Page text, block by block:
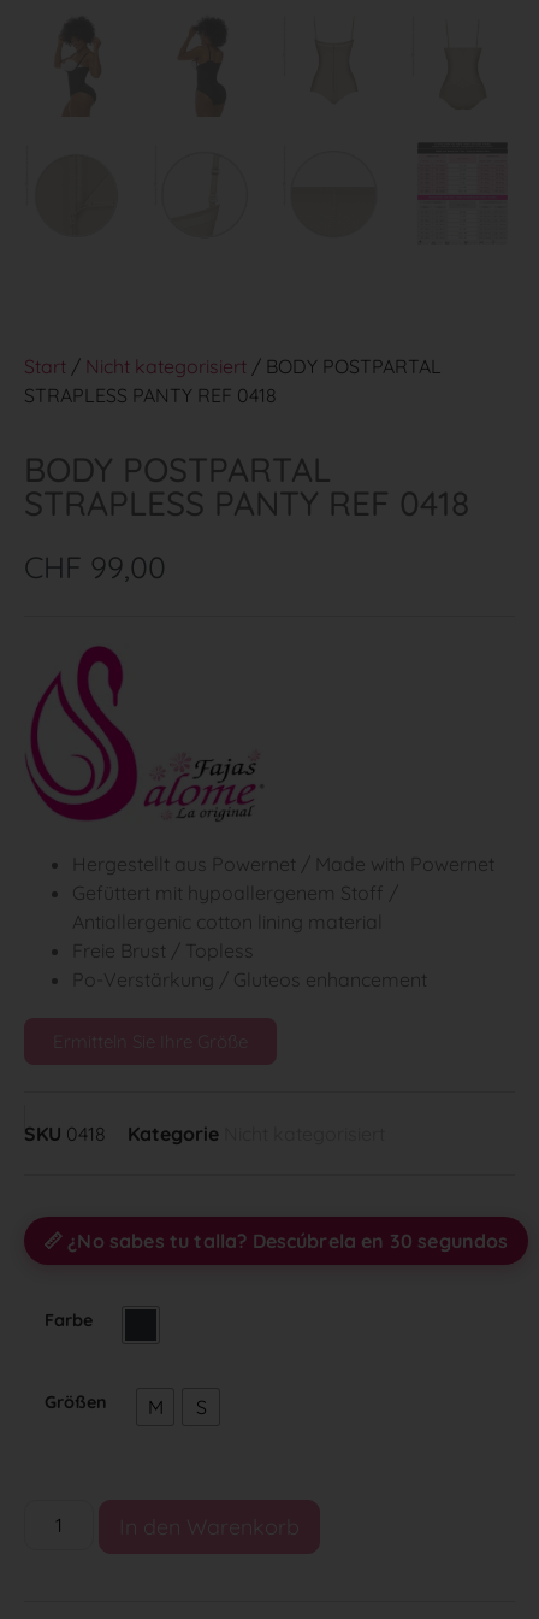
Start / Nicht kategorisiert / BODY POSTPARTAL
STRAPLESS PANTY REF 0418
BODY POSTPARTAL
STRAPLESS PANTY REF 0418
CHF 99,00
Hergestellt aus Powernet / Made with Powernet
Gefüttert mit hypoallergenem Stoff /
Antiallergenic cotton lining material
Freie Brust / Topless
Po-Verstärkung / Gluteos enhancement
Ermitteln Sie Ihre Größe
SKU 0418 Kategorie
📏 ¿No sabes tu talla? Descúbrela en 30 segundos
Farbe
Größen M S
In den Warenkorb